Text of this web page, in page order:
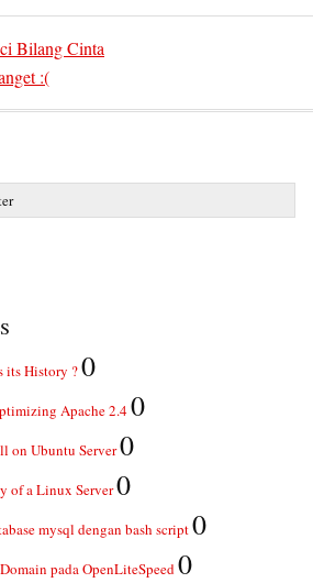
Bilang Cinta
:(
its History ?0
Apache 2.40
on Ubuntu Server0
of a Linux Server0
mysql dengan bash script0
pada OpenLiteSpeed0